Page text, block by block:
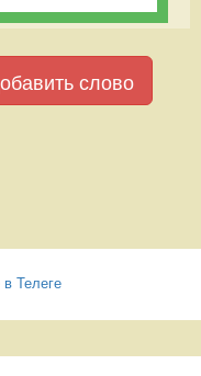
слово
Телеге